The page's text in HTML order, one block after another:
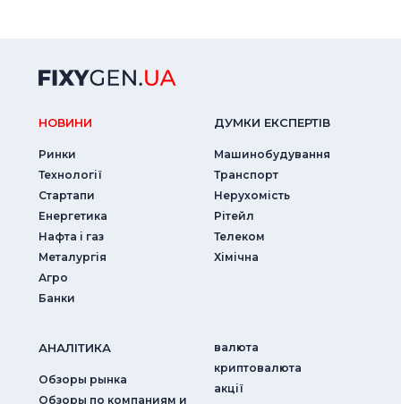
НОВИНИ
Ринки
Технології
Стартапи
Енергетика
Нафта і газ
Металургія
Агро
Банки
ДУМКИ ЕКСПЕРТIВ
Машинобудування
Транспорт
Нерухомість
Рітейл
Телеком
Хімічна
АНАЛIТИКА
Обзоры рынка
Обзоры по компаниям и
валюта
криптовалюта
акції